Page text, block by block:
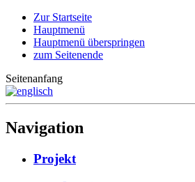
Zur Startseite
Hauptmenü
Hauptmenü überspringen
zum Seitenende
Seitenanfang
Navigation
Projekt